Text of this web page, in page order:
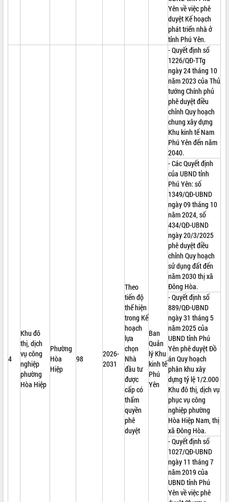
Yên về việc phê
duyệt Kế hoạch
phát triển nhà ở
tỉnh Phú Yên.
4
Khu đô
thị, dịch
vụ công
nghiệp
phường
Hòa Hiệp
Phường
Hòa
Hiệp
98
2026-
2031
Theo
tiến độ
thể hiện
trong Kế
hoạch
lựa
chọn
Nhà
đầu tư
được
cấp có
thẩm
quyền
phê
duyệt
Ban
Quản
lý Khu
kinh tế
Phú
Yên
- Quyết định số
1226/QĐ-TTg
ngày 24 tháng 10
năm 2023 của Thủ
tướng Chính phủ
phê duyệt điều
chỉnh Quy hoạch
chung xây dựng
Khu kinh tế Nam
Phú Yên đến năm
2040.
- Các Quyết định
của UBND tỉnh
Phú Yên: số
1349/QĐ-UBND
ngày 09 tháng 10
năm 2024, số
434/QĐ-UBND
ngày 20/3/2025
phê duyệt điều
chỉnh Quy hoạch
sử dụng đất đến
năm 2030 thị xã
Đông Hòa.
- Quyết định số
889/QĐ-UBND
ngày 31 tháng 5
năm 2025 của
UBND tỉnh Phú
Yên phê duyệt Đồ
án Quy hoạch
phân khu xây
dựng tỷ lệ 1/2.000
Khu đô thị, dịch vụ
phục vụ công
nghiệp phường
Hòa Hiệp Nam, thị
xã Đông Hòa.
- Quyết định số
1027/QĐ-UBND
ngày 11 tháng 7
năm 2019 của
UBND tỉnh Phú
Yên về việc phê